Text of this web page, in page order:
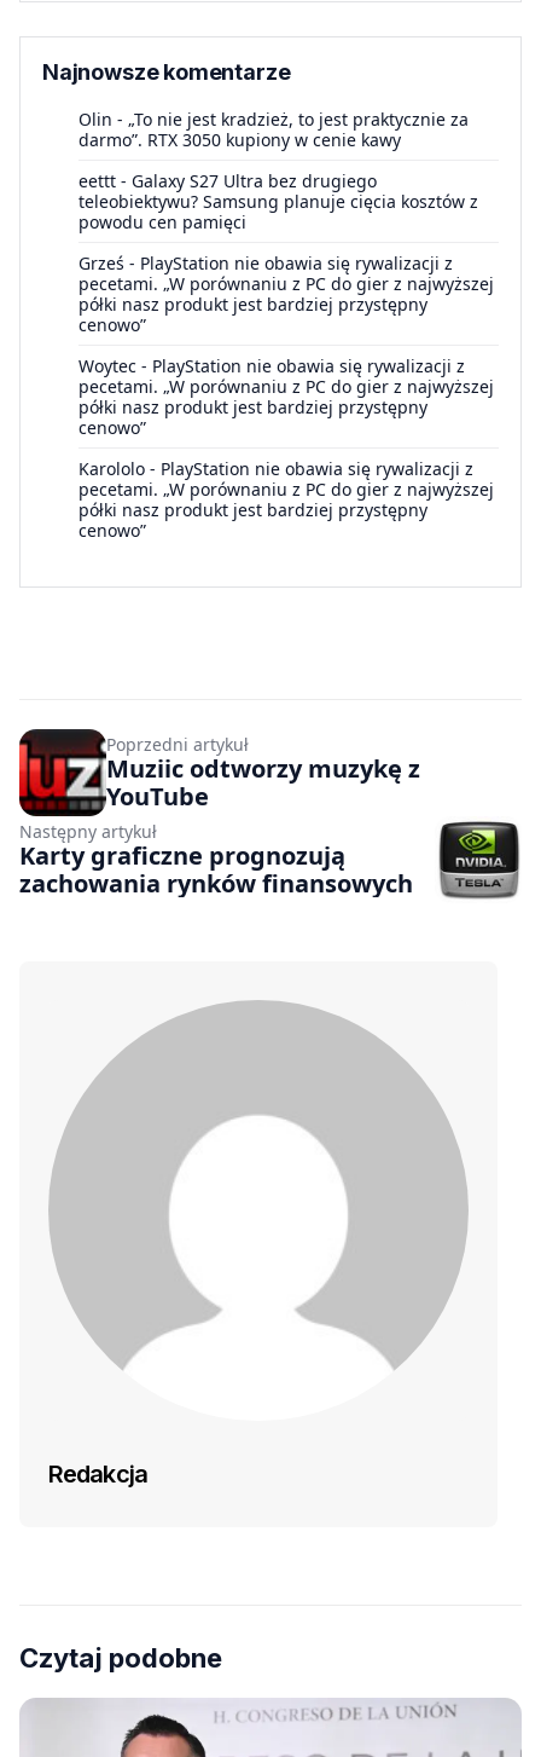
Najnowsze komentarze
Olin - „To nie jest kradzież, to jest praktycznie za
darmo”. RTX 3050 kupiony w cenie kawy
eettt - Galaxy S27 Ultra bez drugiego
teleobiektywu? Samsung planuje cięcia kosztów z
powodu cen pamięci
Grześ - PlayStation nie obawia się rywalizacji z
pecetami. „W porównaniu z PC do gier z najwyższej
półki nasz produkt jest bardziej przystępny
cenowo”
Woytec - PlayStation nie obawia się rywalizacji z
pecetami. „W porównaniu z PC do gier z najwyższej
półki nasz produkt jest bardziej przystępny
cenowo”
Karololo - PlayStation nie obawia się rywalizacji z
pecetami. „W porównaniu z PC do gier z najwyższej
półki nasz produkt jest bardziej przystępny
cenowo”
Poprzedni artykuł
Muziic odtworzy muzykę z
YouTube
Następny artykuł
Karty graficzne prognozują
zachowania rynków finansowych
Redakcja
Czytaj podobne